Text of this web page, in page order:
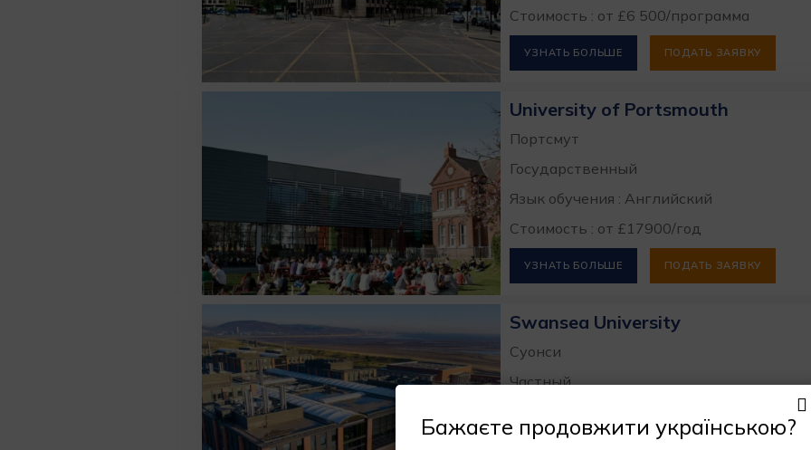
Стоимость : от £6 500/программа
УЗНАТЬ БОЛЬШЕ ПОДАТЬ ЗАЯВКУ
University of Portsmouth
Портсмут
Государственный
Язык обучения : Английский
Стоимость : от £17900/год
УЗНАТЬ БОЛЬШЕ ПОДАТЬ ЗАЯВКУ
Swansea University
Суонси
Частный
Стоимость : от £15750/год
Бажаєте продовжити українською?